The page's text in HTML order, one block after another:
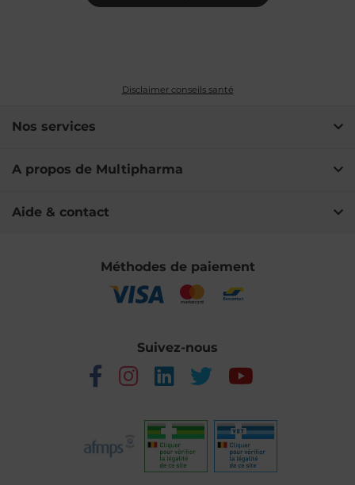
Disclaimer conseils santé
Nos services
A propos de Multipharma
Aide & contact
Méthodes de paiement
Suivez-nous